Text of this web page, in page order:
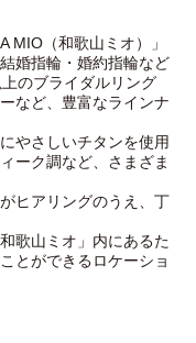
MIO（和歌山ミオ）」
婚指輪・婚約指輪など
のブライダルリング
など、豊富なラインナ
やさしいチタンを使用
ーク調など、さまざま
ヒアリングのうえ、丁
歌山ミオ」内にあるた
とができるロケーショ